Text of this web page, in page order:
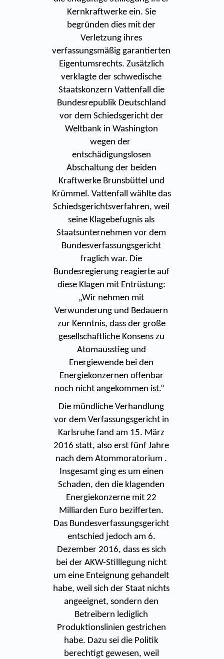
Kernkraftwerke ein. Sie
begründen dies mit der
Verletzung ihres
verfassungsmäßig garantierten
Eigentumsrechts. Zusätzlich
verklagte der schwedische
Staatskonzern Vattenfall die
Bundesrepublik Deutschland
vor dem Schiedsgericht der
Weltbank in Washington
wegen der
entschädigungslosen
Abschaltung der beiden
Kraftwerke Brunsbüttel und
Krümmel. Vattenfall wählte das
Schiedsgerichtsverfahren, weil
seine Klagebefugnis als
Staatsunternehmen vor dem
Bundesverfassungsgericht
fraglich war. Die
Bundesregierung reagierte auf
diese Klagen mit Entrüstung:
„Wir nehmen mit
Verwunderung und Bedauern
zur Kenntnis, dass der große
gesellschaftliche Konsens zu
Atomausstieg und
Energiewende bei den
Energiekonzernen offenbar
noch nicht angekommen ist.“
Die mündliche Verhandlung
vor dem Verfassungsgericht in
Karlsruhe fand am 15. März
2016 statt, also erst fünf Jahre
nach dem Atommoratorium .
Insgesamt ging es um einen
Schaden, den die klagenden
Energiekonzerne mit 22
Milliarden Euro bezifferten.
Das Bundesverfassungsgericht
entschied jedoch am 6.
Dezember 2016, dass es sich
bei der AKW-Stilllegung nicht
um eine Enteignung gehandelt
habe, weil sich der Staat nichts
angeeignet, sondern den
Betreibern lediglich
Produktionslinien gestrichen
habe. Dazu sei die Politik
berechtigt gewesen, weil